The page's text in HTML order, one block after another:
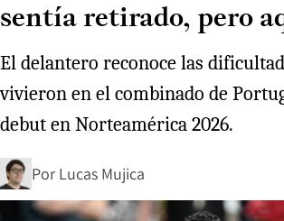
sentía retirado, ​​pero
El delantero reconoce las
vivieron en el combinado de
debut en Norteamérica 2026.
Por Lucas Mujica